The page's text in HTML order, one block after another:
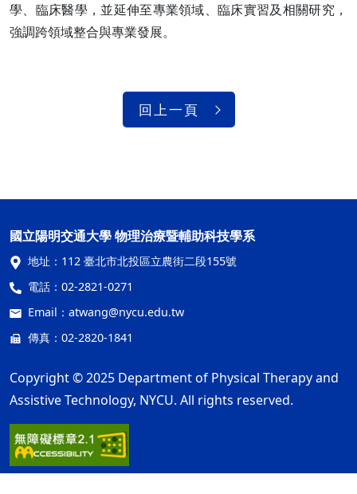
學、臨床醫學，並延伸至專業領域、臨床實習及相關研究，
強調跨領域整合與專業發展。
回上一頁
國立陽明交通大學 物理治療暨輔助科技學系
地址： 112 臺北市北投區立農街二段155號
電話： 02-2821-0271
Email： atwang@nycu.edu.tw
傳真：02-2820-1841
Copyright © 2025 Department of Physical Therapy and
Assistive Technology, NYCU. All rights reserved.